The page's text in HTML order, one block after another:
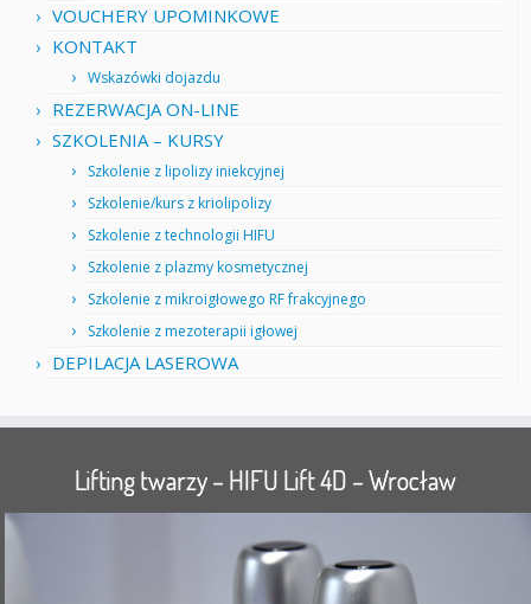
VOUCHERY UPOMINKOWE
KONTAKT
Wskazówki dojazdu
REZERWACJA ON-LINE
SZKOLENIA – KURSY
Szkolenie z lipolizy iniekcyjnej
Szkolenie/kurs z kriolipolizy
Szkolenie z technologii HIFU
Szkolenie z plazmy kosmetycznej
Szkolenie z mikroigłowego RF frakcyjnego
Szkolenie z mezoterapii igłowej
DEPILACJA LASEROWA
Lifting twarzy – HIFU Lift 4D – Wrocław